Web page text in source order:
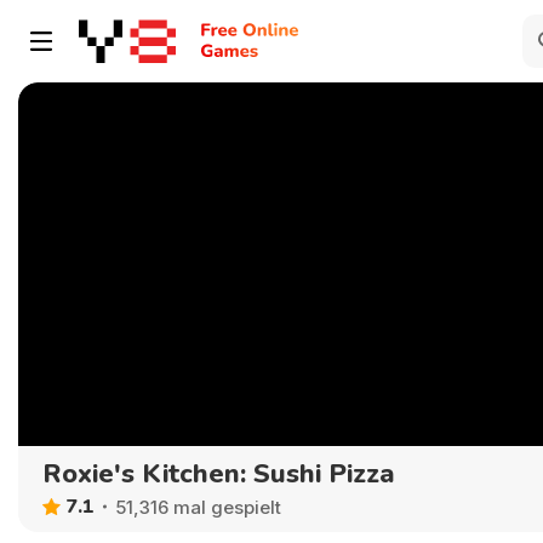
Roxie's Kitchen: Sushi Pizza
7.1 51,316 mal gespielt